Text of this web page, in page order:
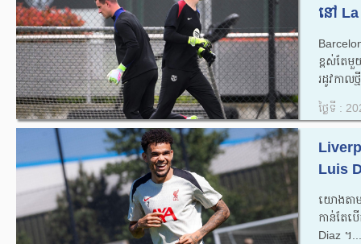
នៅ La
ខ្ពស់តែ
រដូវកាល
ថ្ងៃទី :
Luis
យោងតា
កាន់តែប
Diaz ។...